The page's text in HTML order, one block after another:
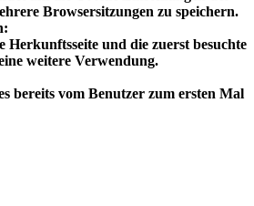
Browsersitzungen zu speichern.
Herkunftsseite und die zuerst besuchte
weitere Verwendung.
bereits vom Benutzer zum ersten Mal